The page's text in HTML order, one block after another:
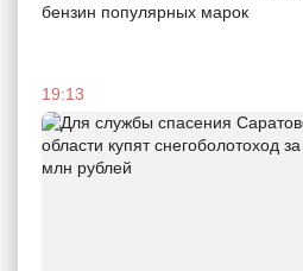
бензин популярных марок
19:13